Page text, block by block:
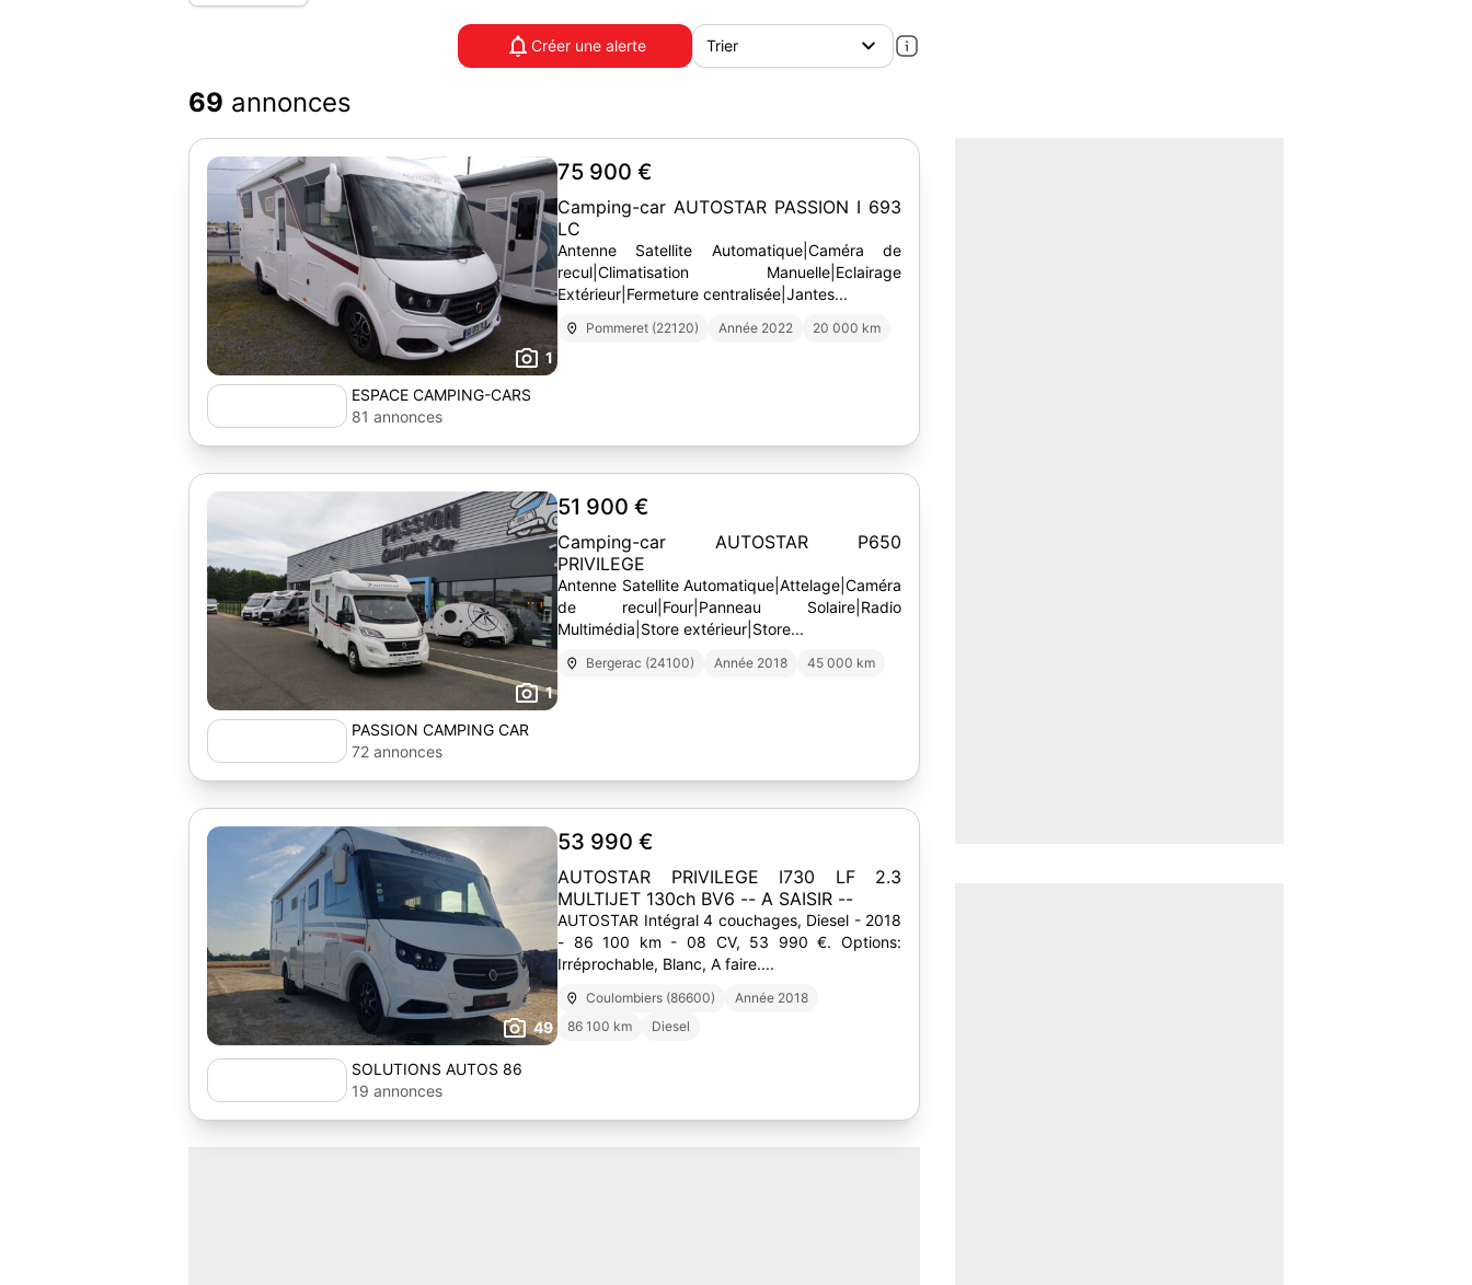
Créer une alerte
69 annonces
1
75 900 €
Camping-car AUTOSTAR PASSION I 693
LC
Antenne Satellite Automatique|Caméra de
recul|Climatisation Manuelle|Eclairage
Extérieur|Fermeture centralisée|Jantes...
Pommeret (22120) Année 2022 20 000 km
ESPACE CAMPING-CARS
81 annonces
1
51 900 €
Camping-car AUTOSTAR P650
PRIVILEGE
Antenne Satellite Automatique|Attelage|Caméra
de recul|Four|Panneau Solaire|Radio
Multimédia|Store extérieur|Store...
Bergerac (24100) Année 2018 45 000 km
PASSION CAMPING CAR
72 annonces
49
53 990 €
AUTOSTAR PRIVILEGE I730 LF 2.3
MULTIJET 130ch BV6 -- A SAISIR --
AUTOSTAR Intégral 4 couchages, Diesel - 2018
- 86 100 km - 08 CV, 53 990 €. Options:
Irréprochable, Blanc, A faire....
Coulombiers (86600)
Année 2018
86 100 km
Diesel
SOLUTIONS AUTOS 86
19 annonces